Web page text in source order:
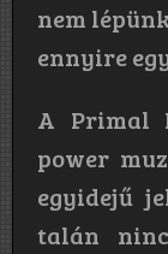
nem
ennyire
A Primal
power
egyidejű
talán